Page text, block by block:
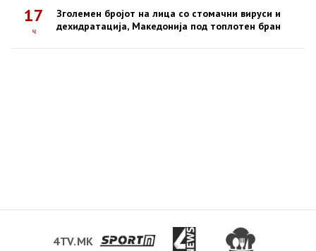
17
ч
Зголемен бројот на лица со стомачни вируси и
дехидратација, Македонија под топлотен бран
4TV.MK